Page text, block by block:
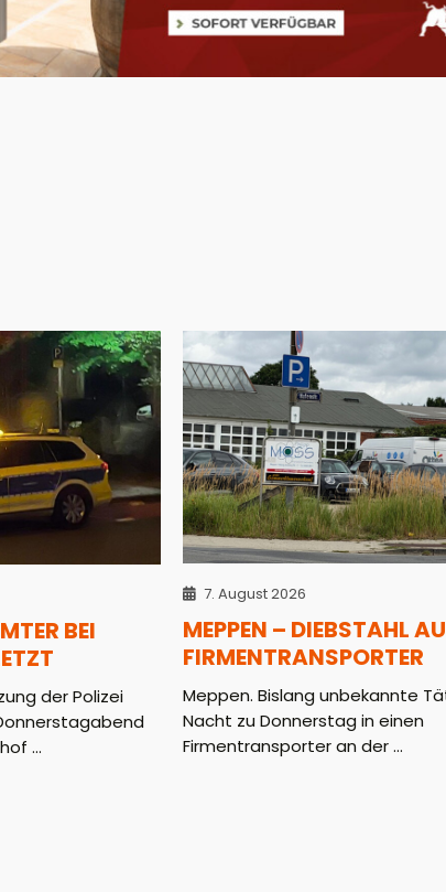
BEI
der Polizei
...
7. August 2026
MEPPEN – DIEBSTAHL
FIRMENTRANSPORTER
Meppen. Bislang unbekannte
Nacht zu Donnerstag in einen
Firmentransporter an der ...